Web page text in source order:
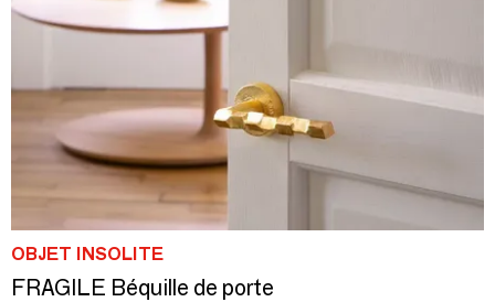
OBJET INSOLITE
FRAGILE Béquille de porte